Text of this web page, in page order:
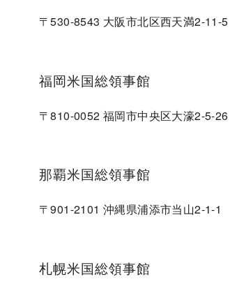
〒530-8543 大阪市北区西天満2-11-5
福岡米国総領事館
〒810-0052 福岡市中央区大濠2-5-26
那覇米国総領事館
〒901-2101 沖縄県浦添市当山2-1-1
札幌米国総領事館